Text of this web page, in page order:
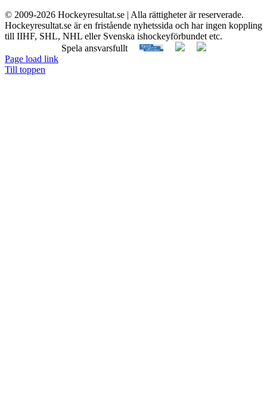
© 2009-2026 Hockeyresultat.se | Alla rättigheter är reserverade.
Hockeyresultat.se är en fristående nyhetssida och har ingen koppling
till IIHF, SHL, NHL eller Svenska ishockeyförbundet etc.
Spela ansvarsfullt
Page load link
Till toppen